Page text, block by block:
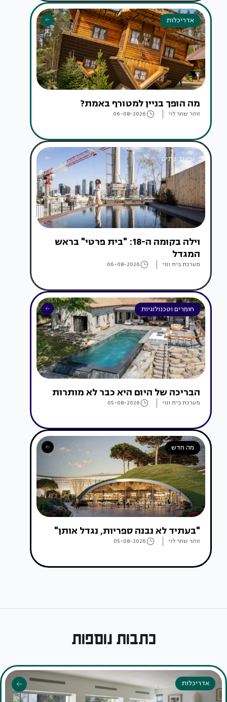
אדריכלות
מה הופך בניין למטורף באמת?
זוהר שחר לוי 06-08-2026
עיצוב בתים
וילה בקומה ה-18: "בית פרטי" בראש
המגדל
מערכת בית ונוי 06-08-2026
חומרים וטכנולוגיות
הבריכה של היום היא כבר לא מותרות
מערכת בית ונוי 05-08-2026
מה חדש
"בעתיד לא נבנה ספריות, נגדל אותן"
זוהר שחר לוי 05-08-2026
כתבות נוספות
אדריכלות